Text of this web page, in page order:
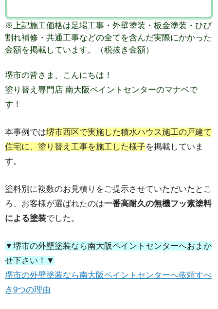
※上記施工価格は足場工事・外壁塗装・板金塗装 ・ひび
割れ補修・共通工事などの全てを含んだ実際にかかった
金額を掲載しています。（税抜き金額）
堺市の皆さま、こんにちは！
塗り替え専門店 南大阪ペイントセンターのマナベで
す！
本事例では堺市西区で実施した積水ハウス施工の戸建て
住宅に、塗り替え工事を施工した様子を掲載していま
す。
塗料別に複数のお見積りをご提示させていただいたとこ
ろ、お客様が選ばれたのは一番高耐久の無機フッ素塗料
による塗装でした。
▼堺市の外壁塗装なら南大阪ペイントセンターへおまか
せ下さい！▼
堺市の外壁塗装なら南大阪ペイントセンターへ依頼すべ
き9つの理由